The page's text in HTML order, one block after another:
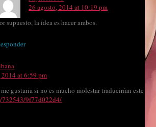
26 agosto, 2014 at 10:19 pm
supuesto, la idea es hacer ambos.
2014 at 6:59 pm
gustaria si no es mucho molestar traducirían este
9f77d022d4/